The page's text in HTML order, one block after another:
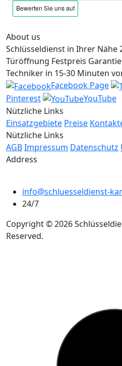
About us
Schlüsseldienst in Ihrer
Türöffnung Festpreis
Techniker in 15-30 Minuten
Facebook Page
Pinterest
YouTube
Nützliche Links
Einsatzgebiete Preise
Nützliche Links
AGBImpressum Datenschutz
Address
info@schluesseldienst-
24/7
Copyright © 2026
Reserved.